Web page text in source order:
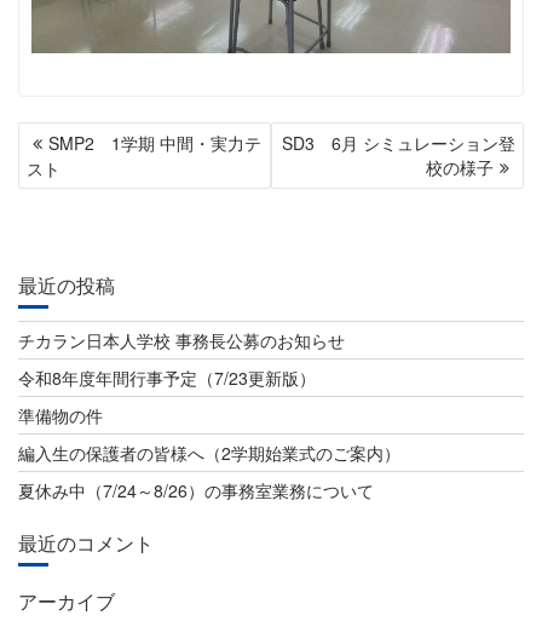
投
稿
ゲ
ー
シ
ョ
ン
SMP2 1学期 中間・実力テ
スト
SD3 6月 シミュレーション登
校の様子
最近の投稿
チカラン日本人学校 事務長公募のお知らせ
令和8年度年間行事予定（7/23更新版）
準備物の件
編入生の保護者の皆様へ（2学期始業式のご案内）
夏休み中（7/24～8/26）の事務室業務について
最近のコメント
アーカイブ